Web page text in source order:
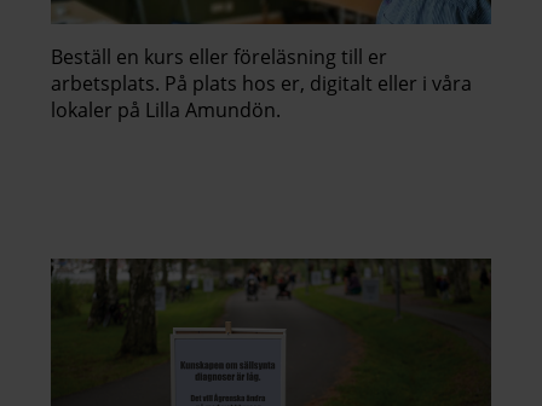
Beställ en kurs eller föreläsning till er
arbetsplats. På plats hos er, digitalt eller i våra
lokaler på Lilla Amundön.